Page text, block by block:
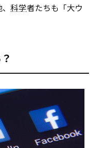
科学者たちも「大ウ